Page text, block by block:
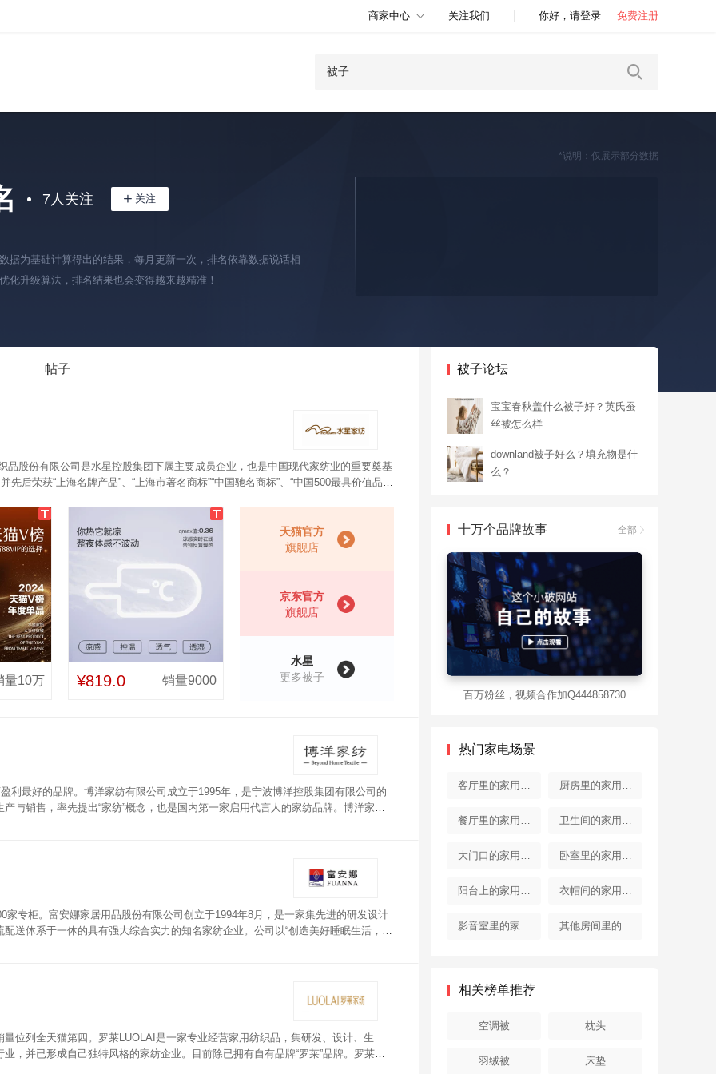
商家中心 关注我们 你好，请登录 免费注册
7人关注
据为基础计算得出的结果，每月更新一次，排名依靠数据说话相
化升级算法，排名结果也会变得越来越精准！
*说明：仅展示部分数据
帖子
股份有限公司是水星控股集团下属主要成员企业，也是中国现代家纺业的重要奠基
后荣获“上海名牌产品”、“上海市著名商标”“中国驰名商标”、“中国500最具价值品
量10万 ¥819.0 销量9000
天猫官方
旗舰店
京东官方
旗舰店
水星
更多被子
利最好的品牌。博洋家纺有限公司成立于1995年，是宁波博洋控股集团有限公司的
与销售，率先提出“家纺”概念，也是国内第一家启用代言人的家纺品牌。博洋家纺
专柜。富安娜家居用品股份有限公司创立于1994年8月，是一家集先进的研发设计
送体系于一体的具有强大综合实力的知名家纺企业。公司以“创造美好睡眠生活，打
位列全天猫第四。罗莱LUOLAI是一家专业经营家用纺织品，集研发、设计、生
，并已形成自己独特风格的家纺企业。目前除已拥有自有品牌“罗莱”品牌。罗莱被
被子论坛
宝宝春秋盖什么被子好？英氏蚕
丝被怎么样
downland被子好么？填充物是什
么？
十万个品牌故事 全部
百万粉丝，视频合作加Q444858730
热门家电场景
客厅里的家用电
器
厨房里的家用电
器
餐厅里的家用电
器
卫生间的家用电
器
大门口的家用电
器
卧室里的家用电
器
阳台上的家用电 衣帽间的家用电
器
影音室里的家用 其他房间里的家
相关榜单推荐
空调被 枕头
羽绒被 床垫